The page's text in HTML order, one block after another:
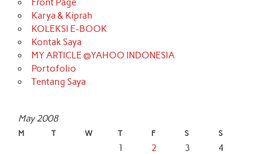
Front Page
Karya & Kiprah
KOLEKSI E-BOOK
Kontak Saya
MY ARTICLE @YAHOO INDONESIA
Portofolio
Tentang Saya
May 2008
M T W T F S S
1 2 3 4